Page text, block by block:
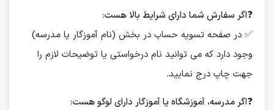
❓اگر سفارش شما دارای شرایط بالا هست:
✅ در صفحه تسویه حساب در بخش (نام آموزگار یا مدرسه)
وجود دارد که می توانید نام درخواستی یا توضیحات لازم را
جهت چاپ درج نمایید.
❓اگر مدرسه، آموزشگاه یا آموزگار دارای لوگو هست: